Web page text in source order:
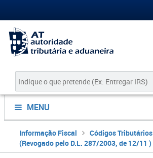
MENU
Informação Fiscal Códigos Tributários
(Revogado pelo D.L. 287/2003, de 12/11 )